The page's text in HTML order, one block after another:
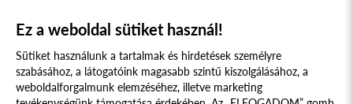
Ez a weboldal sütiket használ!
Sütiket használunk a tartalmak és hirdetések személyre
szabásához, a látogatóink magasabb szintű kiszolgálásához, a
weboldalforgalmunk elemzéséhez, illetve marketing